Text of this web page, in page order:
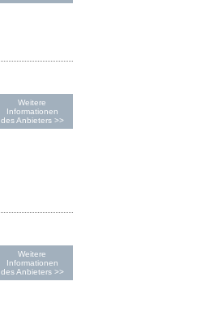
Weitere
Informationen
des Anbieters >>
Weitere
Informationen
des Anbieters >>